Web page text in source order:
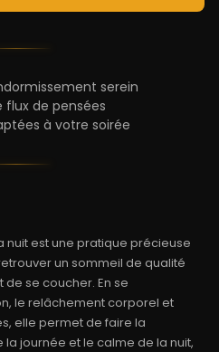
serein
flux de pensées
à votre soirée
nuit est une pratique précieuse
un sommeil de qualité
se coucher. En se
le relâchement corporel et
elle permet de faire la
journée et le calme de la nuit,